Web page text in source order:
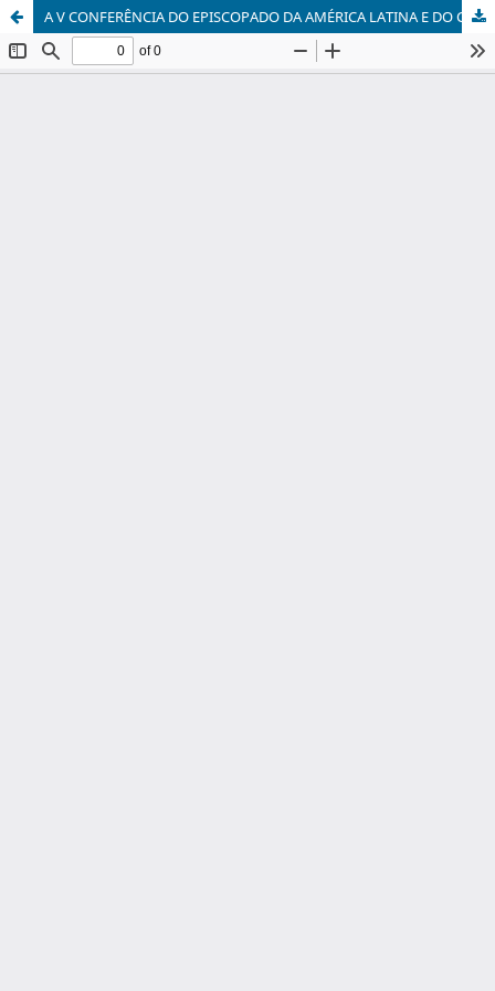
A V CONFERÊNCIA DO EPISCOPADO DA AMÉRICA LATINA E DO CARIBE